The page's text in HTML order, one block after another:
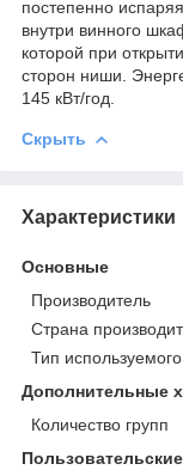
постепенно
внутри винного
которой при
сторон ниши.
145 кВт/год.
Скрыть
Характеристики
Основные
Производитель
Страна
Тип
Дополнительные
Количество групп